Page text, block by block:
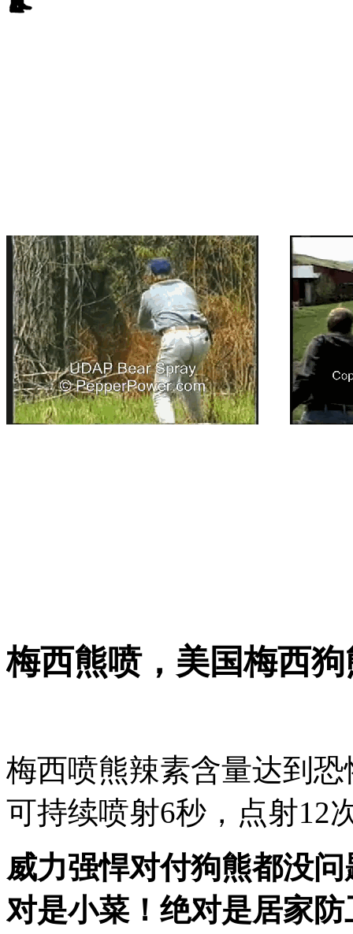
梅西熊喷，美国梅西
梅西喷熊辣素含量达到
可持续喷射6秒 ，点射12
威力强悍对付狗熊都没
对是小菜！绝对是居家